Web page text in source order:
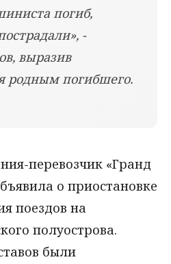
погиб,
-
выразив
родным погибшего.
перевозчик «Гранд
о приостановке
поездов на
полуострова.
были